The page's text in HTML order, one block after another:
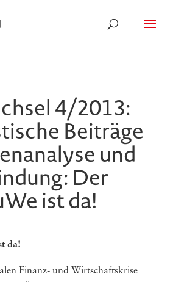
4/2013:
Beiträge
und
Der
ist da!
da!
Finanz- und Wirtschaftskrise